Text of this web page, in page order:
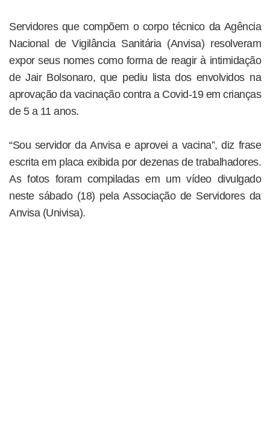
Servidores que compõem o corpo técnico da Agência
Nacional de Vigilância Sanitária (Anvisa) resolveram
expor seus nomes como forma de reagir à intimidação
de Jair Bolsonaro, que pediu lista dos envolvidos na
aprovação da vacinação contra a Covid-19 em crianças
de 5 a 11 anos.
“Sou servidor da Anvisa e aprovei a vacina”, diz frase
escrita em placa exibida por dezenas de trabalhadores.
As fotos foram compiladas em um vídeo divulgado
neste sábado (18) pela Associação de Servidores da
Anvisa (Univisa).